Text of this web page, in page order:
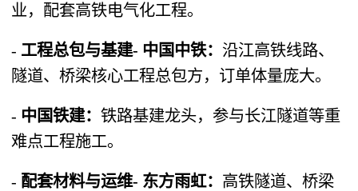
业，配套高铁电气化工程。
- 工程总包与基建- 中国中铁： 沿江高铁线路、
隧道、桥梁核心工程总包方，订单体量庞大。
- 中国铁建：铁路基建龙头，参与长江隧道等重
难点工程施工。
- 配套材料与运维- 东方雨虹： 高铁隧道、桥梁